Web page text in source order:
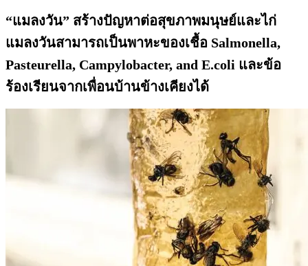
“แมลงวัน” สร้างปัญหาต่อสุขภาพมนุษย์และไก่
แมลงวันสามารถเป็นพาหะของเชื้อ Salmonella,
Pasteurella, Campylobacter, and E.coli และข้อ
ร้องเรียนจากเพื่อนบ้านข้างเคียงได้